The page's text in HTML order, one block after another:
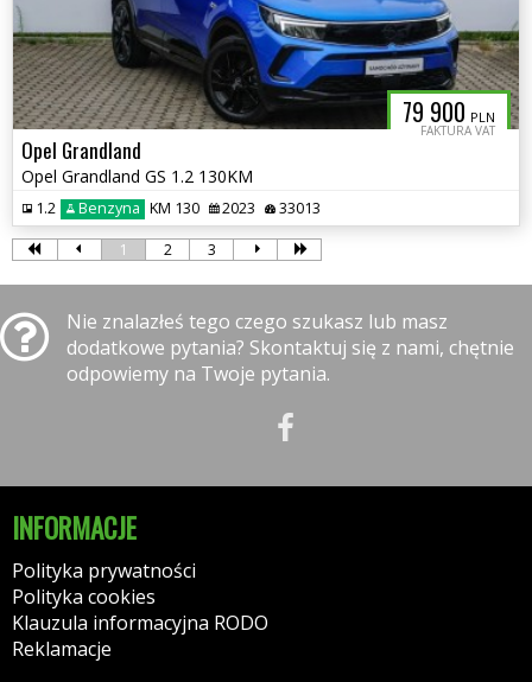
79 900 PLN
FAKTURA VAT
Opel Grandland
Opel Grandland GS 1.2 130KM
1.2 Benzyna KM 130 2023 33013
1 2 3
Nie znalazłeś tego czego szukasz lub masz
dodatkowe pytania? Skontaktuj się z nami, chętnie
odpowiemy na Twoje pytania.
INFORMACJE
Polityka prywatności
Polityka cookies
Klauzula informacyjna RODO
Reklamacje